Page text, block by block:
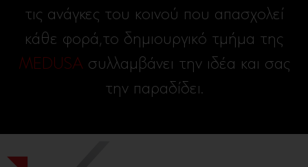
τις ανάγκες του κοινού που απασχολεί
κάθε φορά,το δημιουργικό τμήμα της
MEDUSAσυλλαμβάνει την ιδέα και σας
την παραδίδει.